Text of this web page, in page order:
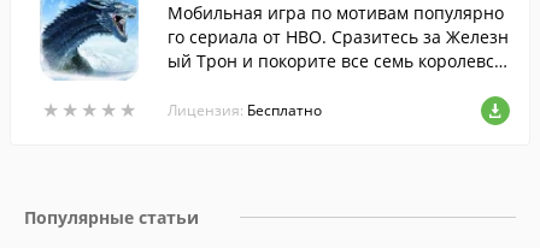
★ ★ ★ ★ ★
★ ★ ★ ★ ★
Мобильная игра по мотивам популярно
го сериала от HBO. Сразитесь за Железн
ый Трон и покорите все семь королевст
Лицензия: Бесплатно
Популярные статьи